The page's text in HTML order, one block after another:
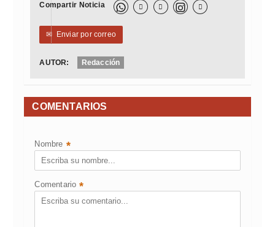
Compartir Noticia   
✉ Enviar por correo
AUTOR: Redacción
COMENTARIOS
Nombre *
Comentario *